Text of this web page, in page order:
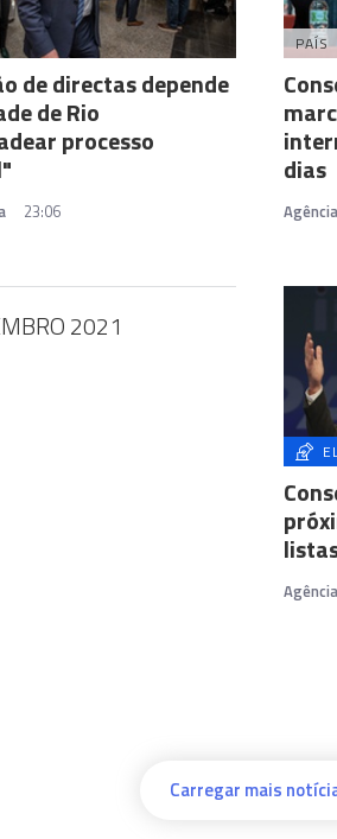
de directas depende
de Rio
processo
23:06
PAÍS
dias
2021
Carregar mais